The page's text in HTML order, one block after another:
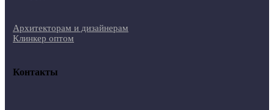
Архитекторам и дизайнерам
Клинкер оптом
Контакты